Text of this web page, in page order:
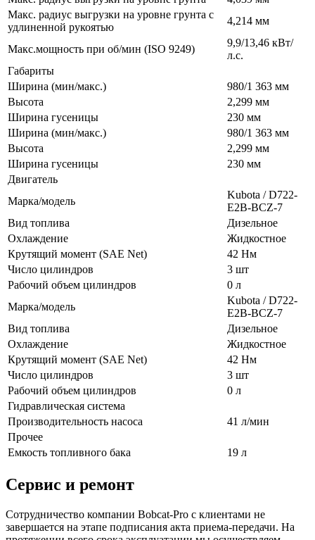
Макс. радиус выгрузки на уровне грунта с
удлиненной рукоятью
4,214 мм
Макс.мощность при об/мин (ISO 9249)
9,9/13,46 кВт/
л.с.
Габариты
Ширина (мин/макс.)
980/1 363 мм
Высота
2,299 мм
Ширина гусеницы
230 мм
Ширина (мин/макс.)
980/1 363 мм
Высота
2,299 мм
Ширина гусеницы
230 мм
Двигатель
Марка/модель
Kubota / D722-
E2B-BCZ-7
Вид топлива
Дизельное
Охлаждение
Жидкостное
Крутящий момент (SAE Net)
42 Нм
Число цилиндров
3 шт
Рабочий объем цилиндров
0 л
Марка/модель
Kubota / D722-
E2B-BCZ-7
Вид топлива
Дизельное
Охлаждение
Жидкостное
Крутящий момент (SAE Net)
42 Нм
Число цилиндров
3 шт
Рабочий объем цилиндров
0 л
Гидравлическая система
Производительность насоса
41 л/мин
Прочее
Емкость топливного бака
19 л
Сервис и ремонт
Сотрудничество компании Bobcat-Pro с клиентами не
завершается на этапе подписания акта приема-передачи. На